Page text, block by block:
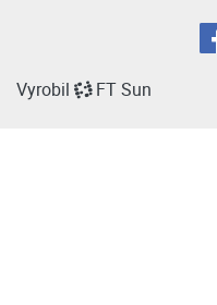
Vyrobil FT Sun